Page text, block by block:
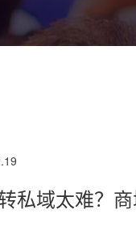
私域太难？